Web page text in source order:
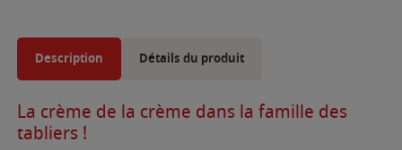
Description Détails du produit
La crème de la crème dans la famille des
tabliers !